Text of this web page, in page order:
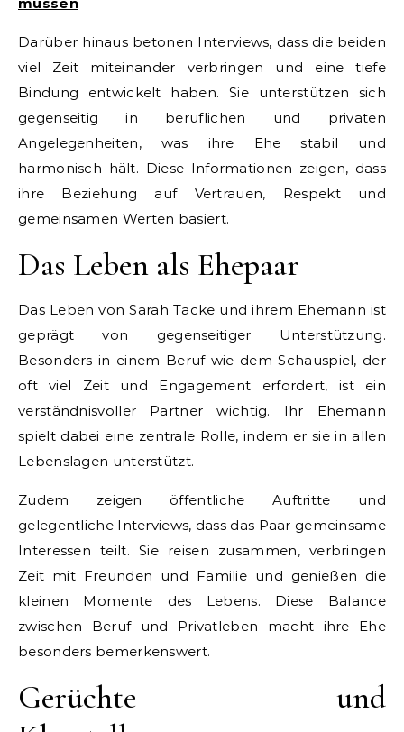
Darüber hinaus betonen Interviews, dass die beiden
viel Zeit miteinander verbringen und eine tiefe
Bindung entwickelt haben. Sie unterstützen sich
gegenseitig in beruflichen und privaten
Angelegenheiten, was ihre Ehe stabil und
harmonisch hält. Diese Informationen zeigen, dass
ihre Beziehung auf Vertrauen, Respekt und
gemeinsamen Werten basiert.
Das Leben als Ehepaar
Das Leben von Sarah Tacke und ihrem Ehemann ist
geprägt von gegenseitiger Unterstützung.
Besonders in einem Beruf wie dem Schauspiel, der
oft viel Zeit und Engagement erfordert, ist ein
verständnisvoller Partner wichtig. Ihr Ehemann
spielt dabei eine zentrale Rolle, indem er sie in allen
Lebenslagen unterstützt.
Zudem zeigen öffentliche Auftritte und
gelegentliche Interviews, dass das Paar gemeinsame
Interessen teilt. Sie reisen zusammen, verbringen
Zeit mit Freunden und Familie und genießen die
kleinen Momente des Lebens. Diese Balance
zwischen Beruf und Privatleben macht ihre Ehe
besonders bemerkenswert.
Gerüchte und